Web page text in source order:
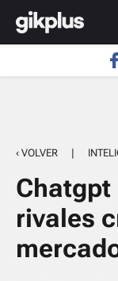
‹ VOLVER |
rivales